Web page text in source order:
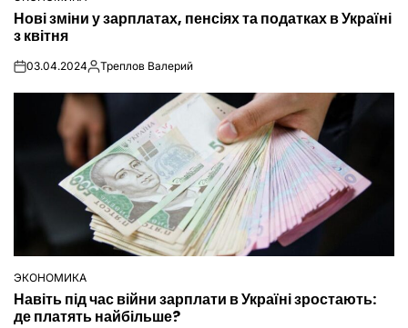
ОПУБЛІКУВАТИ
У
Нові зміни у зарплатах, пенсіях та податках в Україні
з квітня
on03.04.2024Опубліковано
Треплов Валерий
ОПУБЛІКУВАТИ
У
ЭКОНОМИКА
Навіть під час війни зарплати в Україні зростають:
де платять найбільше?